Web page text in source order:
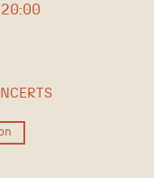
20:00